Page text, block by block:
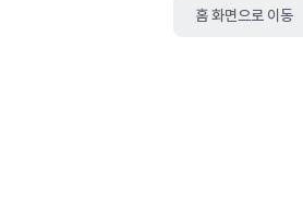
홈 화면으로 이동